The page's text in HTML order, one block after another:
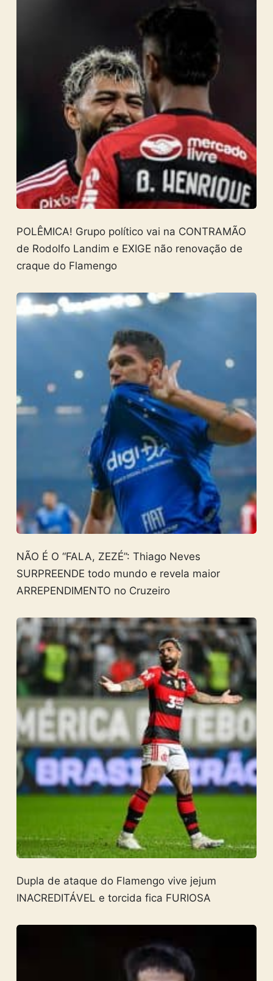
POLÊMICA! Grupo político vai na CONTRAMÃO
de Rodolfo Landim e EXIGE não renovação de
craque do Flamengo
NÃO É O “FALA, ZEZÉ”: Thiago Neves
SURPREENDE todo mundo e revela maior
ARREPENDIMENTO no Cruzeiro
Dupla de ataque do Flamengo vive jejum
INACREDITÁVEL e torcida fica FURIOSA